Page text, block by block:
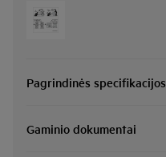
Pagrindinės specifikacijos
Gaminio dokumentai